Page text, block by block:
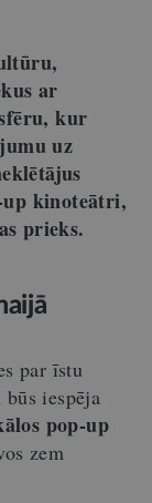
ar
kur
uz
jus
up kinoteātri,
prieks.
par īstu
iespēja
ālos pop-up
zem